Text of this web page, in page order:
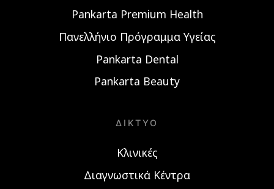
Pankarta Premium Health
Πανελλήνιο Πρόγραμμα Υγείας
Pankarta Dental
Pankarta Beauty
ΔΊΚΤΥΟ
Κλινικές
Διαγνωστικά Κέντρα